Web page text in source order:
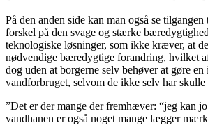
På den anden side kan man også se
forskel på den svage og stærke
teknologiske løsninger, som ikke kræver, at
nødvendige bæredygtige forandring, hvilket
dog uden at borgerne selv behøver at gøre
vandforbruget, selvom de ikke selv har skulle
”Det er der mange der fremhæver: “jeg kan
vandhanen er også noget mange lægger